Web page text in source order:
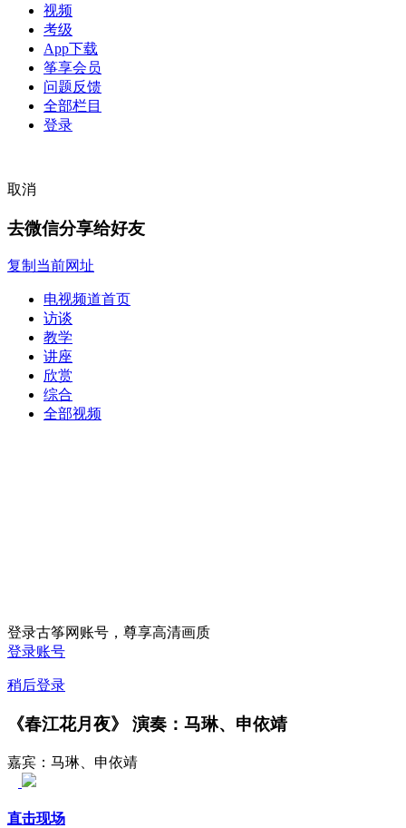
视频
考级
App下载
筝享会员
问题反馈
全部栏目
登录
取消
去微信分享给好友
复制当前网址
电视频道首页
访谈
教学
讲座
欣赏
综合
全部视频
登录古筝网账号，尊享高清画质
登录账号
稍后登录
《春江花月夜》 演奏：马琳、申依靖
嘉宾：马琳、申依靖
直击现场